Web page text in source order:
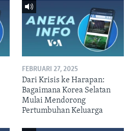
FEBRUARI 27, 2025
Dari Krisis ke Harapan:
Bagaimana Korea Selatan
Mulai Mendorong
Pertumbuhan Keluarga